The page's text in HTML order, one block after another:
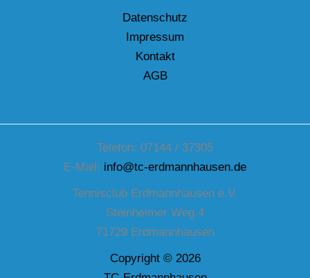
Datenschutz
Impressum
Kontakt
AGB
Telefon: 07144 / 37305
E-Mail: info@tc-erdmannhausen.de
Tennisclub Erdmannhausen e.V.
Steinheimer Weg 4
71729 Erdmannhausen
Copyright © 2026